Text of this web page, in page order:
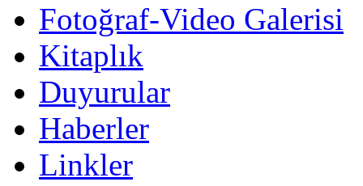
Fotoğraf-Video Galerisi
Kitaplık
Duyurular
Haberler
Linkler